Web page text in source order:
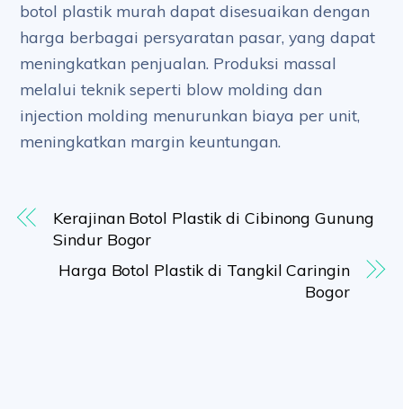
botol plastik murah dapat disesuaikan dengan
harga berbagai persyaratan pasar, yang dapat
meningkatkan penjualan. Produksi massal
melalui teknik seperti blow molding dan
injection molding menurunkan biaya per unit,
meningkatkan margin keuntungan.
Kerajinan Botol Plastik di Cibinong Gunung
Sindur Bogor
Harga Botol Plastik di Tangkil Caringin
Bogor